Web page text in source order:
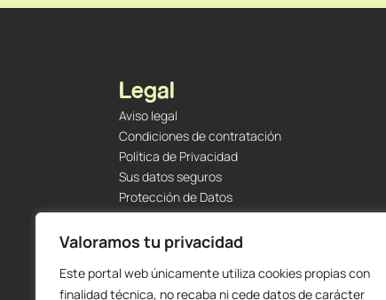
Valoramos tu privacidad
Este portal web únicamente utiliza cookies propias con
finalidad técnica, no recaba ni cede datos de carácter
Legal
Aviso legal
Condiciones de contratación
Política de Privacidad
Sus datos seguros
Protección de Datos
Política de Cookies
Envíos y Devoluciones